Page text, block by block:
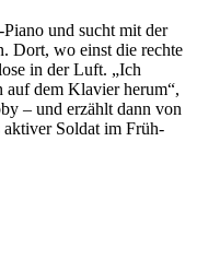
und sucht mit der
Dort, wo einst die rechte
in der Luft. „Ich
auf dem Klavier herum“,
– und erzählt dann von
aktiver Soldat im Früh­